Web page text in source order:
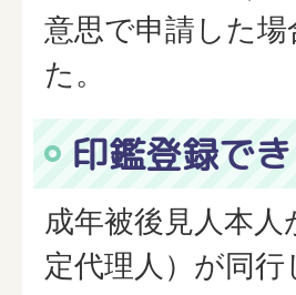
意思で申請した
た。
印鑑登録で
成年被後見人本
定代理人）が同